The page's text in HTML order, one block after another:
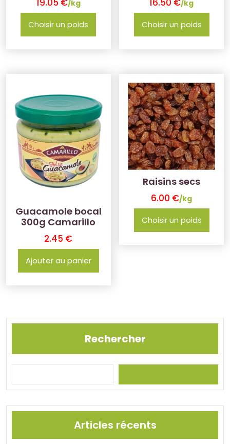
19.05 €/kg
Choisir un poids
16.50 €/kg
Choisir un poids
Guacamole bocal
300g Camarillo
2.45 €
Ajouter au panier
Raisins secs
6.00 €/kg
Choisir un poids
Rechercher
Articles récents